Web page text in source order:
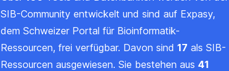
SIB-Community entwickelt und sind auf Expasy,
dem Schweizer Portal für Bioinformatik-
Ressourcen, frei verfügbar. Davon sind 17 als SIB-
Ressourcen ausgewiesen. Sie bestehen aus 41